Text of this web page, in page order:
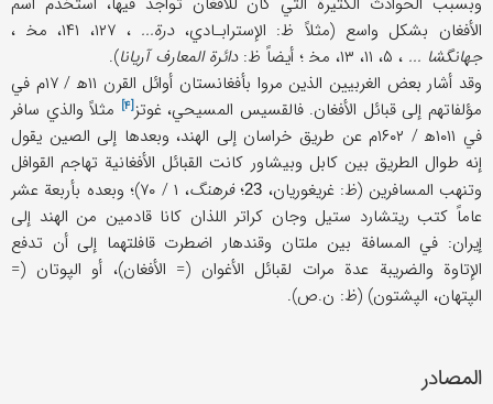
الأفغان بشكل واسع (مثلاً ظ: الإسترابـادي، درة... ، ۱۲۷، ۱۴۱، مخ‍ ،
جهانگشا ... ، ۵، ۱۱، ۱۳، مخ‍ ؛ أيضاً ظ: دائرة المعارف آريانا).
وقد أشار بعض الغربيين الذين مروا بأفغانستان أوائل القرن ۱۱ه‍ / ۱۷م في
مؤلفاتهم إلى قبائل الأفغان. فالقسيس المسيحي، غوتز[۴]
مثلاً والذي سافر
في ۱۰۱۱ه‍ / ۱۶۰۲م عن طريق خراسان إلى الهند، وبعدها إلى الصين يقول
إنه طوال الطريق بين كابل وبيشاور كانت القبائل الأفغانية تهاجم القوافل
وتنهب المسافرين (ظ: غريغوريان، 23؛فرهنگ
، ۱ / ۷۰)؛ وبعده بأربعة عشر
عاماً كتب ريتشارد ستيل وجان كراتر اللذان كانا قادمين من الهند إلى
إيران: في المسافة بين ملتان وقندهار اضطرت قافلتهما إلى أن تدفع
الإتاوة والضريبة عدة مرات لقبائل الأغوان (= الأفغان)، أو الپوتان (=
الپتهان، الپشتون) (ظ: ن.ص).
المصادر